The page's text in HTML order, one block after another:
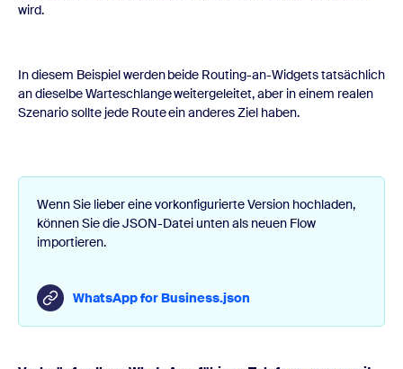
wird.
In diesem Beispiel werden beide Routing-an-Widgets tatsächlich
an dieselbe Warteschlange weitergeleitet, aber in einem realen
Szenario sollte jede Route ein anderes Ziel haben.
Wenn Sie lieber eine vorkonfigurierte Version hochladen,
können Sie die JSON-Datei unten als neuen Flow
importieren.
WhatsApp for Business.json